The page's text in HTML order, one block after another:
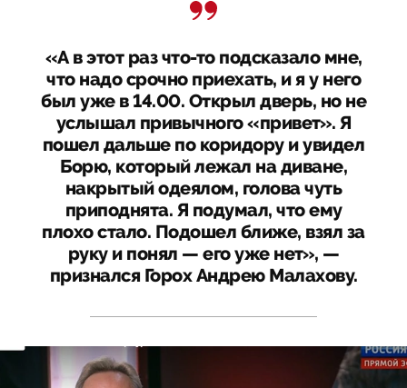
«А в этот раз что-то подсказало мне,
что надо срочно приехать, и я у него
был уже в 14.00. Открыл дверь, но не
услышал привычного «привет». Я
пошел дальше по коридору и увидел
Борю, который лежал на диване,
накрытый одеялом, голова чуть
приподнята. Я подумал, что ему
плохо стало. Подошел ближе, взял за
руку и понял — его уже нет», —
признался Горох Андрею Малахову.